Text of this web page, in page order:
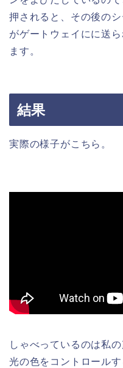
押されると、その後の
がゲートウェイにに送
ます。
結果
実際の様子がこちら。
しゃべっているのは私
光の色をコントロール